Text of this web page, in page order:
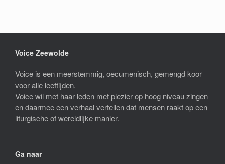
Voice Zeewolde
Voice is een meerstemmig, oecumenisch, gemengd koor
voor alle leeftijden.
Voice wil met haar leden met plezier op hoog niveau zingen
en daarmee een verhaal vertellen dat mensen raakt op een
liturgische of wereldlijke manier.
Ga naar